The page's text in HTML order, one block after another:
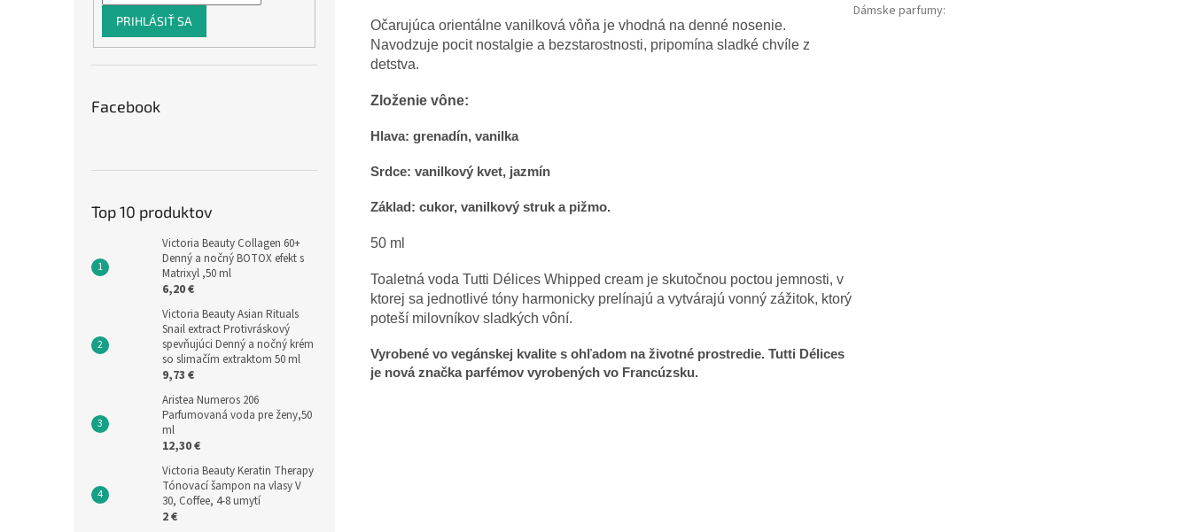
PRIHLÁSIŤ SA
Facebook
Top 10 produktov
Victoria Beauty Collagen 60+
Denný a nočný BOTOX efekt s
Matrixyl ,50 ml
6,20 €
Victoria Beauty Asian Rituals
Snail extract Protivráskový
spevňujúci Denný a nočný krém
so slimačím extraktom 50 ml
9,73 €
Aristea Numeros 206
Parfumovaná voda pre ženy,50
ml
12,30 €
Victoria Beauty Keratin Therapy
Tónovací šampon na vlasy V
30, Coffee, 4-8 umytí
2 €
Očarujúca orientálne vanilková vôňa je vhodná na denné nosenie.
Navodzuje pocit nostalgie a bezstarostnosti, pripomína sladké chvíle z
detstva.
Zloženie vône:
Hlava: grenadín, vanilka
Srdce: vanilkový kvet, jazmín
Základ: cukor, vanilkový struk a pižmo.
50 ml
Toaletná voda Tutti Délices Whipped cream je skutočnou poctou jemnosti, v
ktorej sa jednotlivé tóny harmonicky prelínajú a vytvárajú vonný zážitok, ktorý
poteší milovníkov sladkých vôní.
Vyrobené vo vegánskej kvalite s ohľadom na životné prostredie. Tutti Délices
je nová značka parfémov vyrobených vo Francúzsku.
Dámske parfumy: